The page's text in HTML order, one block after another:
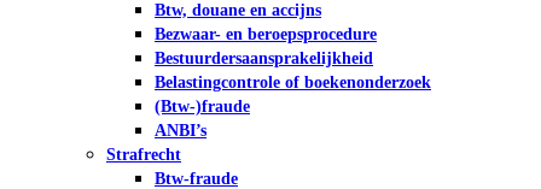
Btw, douane en accijns
Bezwaar- en beroepsprocedure
Bestuurdersaansprakelijkheid
Belastingcontrole of boekenonderzoek
(Btw-)fraude
ANBI’s
Strafrecht
Btw-fraude